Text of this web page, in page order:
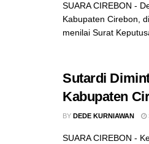
SUARA CIREBON -
Kabupaten Cirebon,
menilai Surat
Sutardi
Kabupaten
BY DEDE KURNIAWAN
SUARA CIREBON -